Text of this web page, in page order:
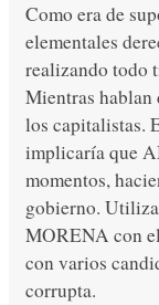
Como era de
elementales
realizando todo
Mientras hablan
los capitalistas.
implicaría que
momentos,
gobierno.
MORENA con
con varios
corrupta.